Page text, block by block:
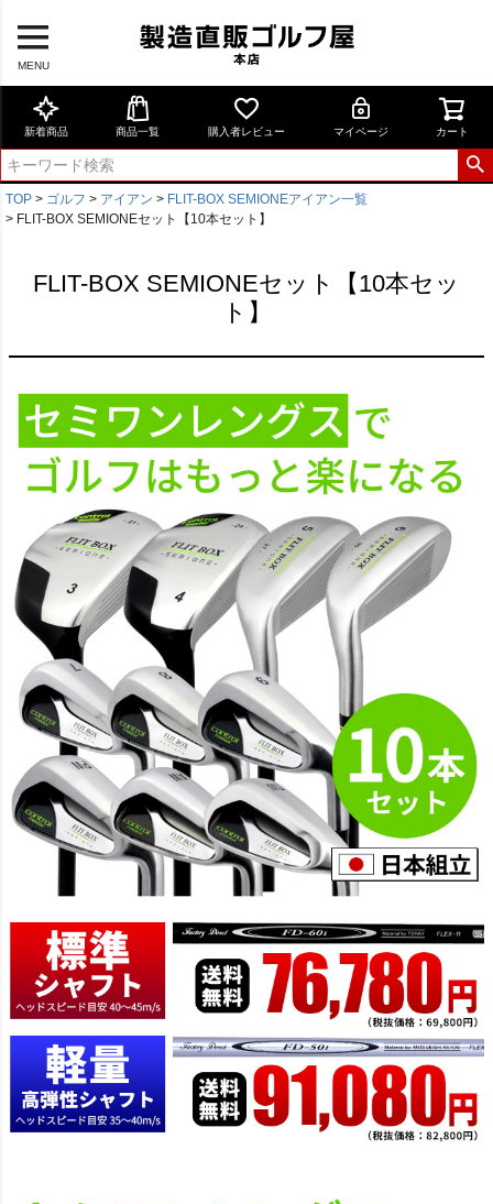
MENU
新着商品 商品一覧 購入者レビュー マイページ カート
TOP ゴルフ アイアン
FLIT-BOX SEMIONEアイアン一覧
FLIT-BOX SEMIONEセット【10本セット】
FLIT-BOX SEMIONEセット【10本セッ
ト】